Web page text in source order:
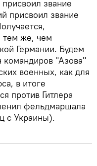
присвоил звание
присвоил звание
тем же, чем
Германии. Будем
командиров "Азова"
военных, как для
в итоге
против Гитлера
фельдмаршала
с Украины).